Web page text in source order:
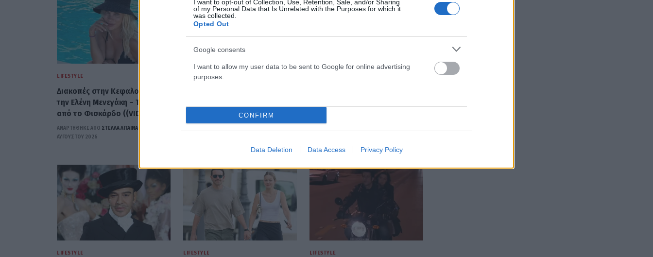
I want to opt-out of Collection, Use, Retention, Sale, and/or Sharing
of my Personal Data that Is Unrelated with the Purposes for which it
was collected.
Opted Out
Google consents
I want to allow my user data to be sent to Google for online advertising
purposes.
CONFIRM
Data Deletion Data Access Privacy Policy
LIFESTYLE
Διακοπές στην Κεφαλονιά για
την Ελένη Μενεγάκη – Το βίντεο
από το Φισκάρδο ((VIDEO)
ΑΝΑΡΤΗΘΗΚΕ ΑΠΟ ΣΤΈΛΛΑ ΛΊΤΑΙΝΑ
ΑΥΓΟΎΣΤΟΥ 2026
LIFESTYLE
της Κατερίνας Λιόλιου; (VIDEO)
αίτηση
5 ΑΥΓΟΎΣΤΟΥ 2026
LIFESTYLE LIFESTYLE LIFESTYLE